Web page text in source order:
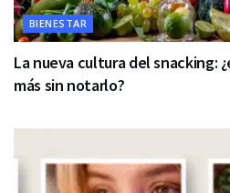
BIENESTAR
La nueva cultura del snacking:
más sin notarlo?